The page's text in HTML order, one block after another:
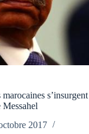
s’insurgent
Messahel
2017